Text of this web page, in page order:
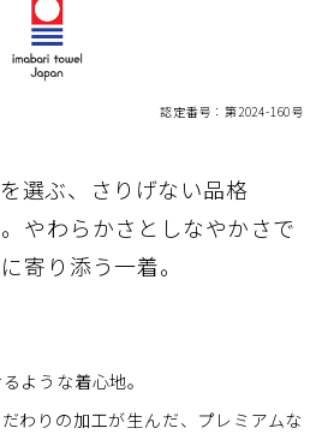
認定番号：第2024-160号
選ぶ、さりげない品格
やわらかさとしなやかさで
寄り添う一着。
ような着心地。
わりの加工が生んだ、プレミアムな